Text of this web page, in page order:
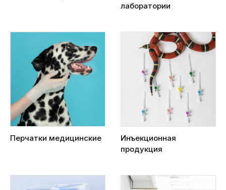
лаборатории
Перчатки медицинские
Инъекционная
продукция